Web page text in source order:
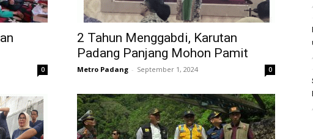
0
2 Tahun Menggabdi, Karutan
Padang Panjang Mohon Pamit
Metro Padang - September 1, 2024 0